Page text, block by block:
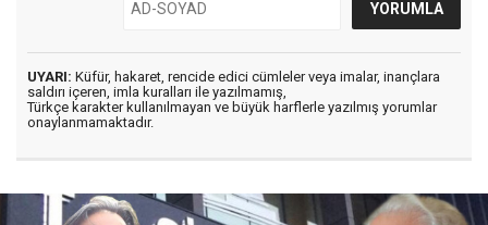
UYARI: Küfür, hakaret, rencide edici cümleler veya imalar, inançlara
saldırı içeren, imla kuralları ile yazılmamış,
Türkçe karakter kullanılmayan ve büyük harflerle yazılmış yorumlar
onaylanmamaktadır.